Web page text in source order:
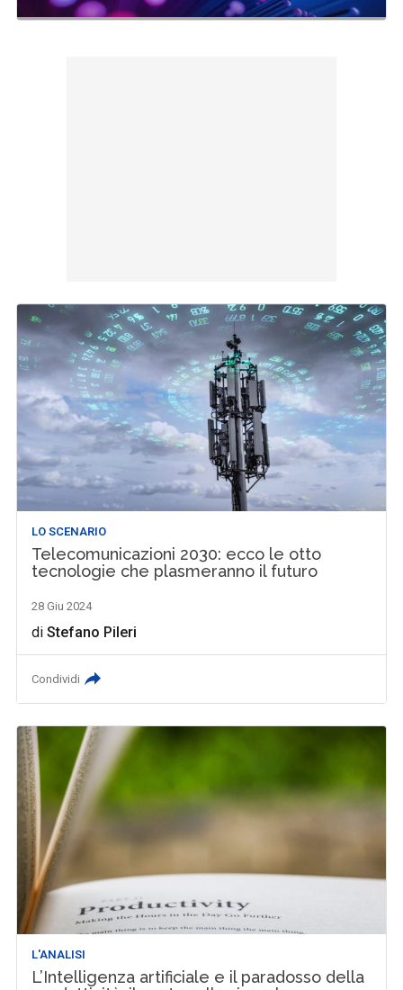
LO SCENARIO
Telecomunicazioni 2030: ecco le otto
tecnologie che plasmeranno il futuro
28 Giu 2024
diStefano Pileri
Condividi
L'ANALISI
L’Intelligenza artificiale e il paradosso della